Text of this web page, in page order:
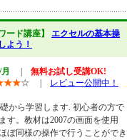
ード講座】 エクセルの基本操
よう！
無料お試し受講OK!
★★☆ レビュー公開中！
から学習します. 初心者の方で
す。教材は2007の画面を使用
ぼ同様の操作で行うことができ